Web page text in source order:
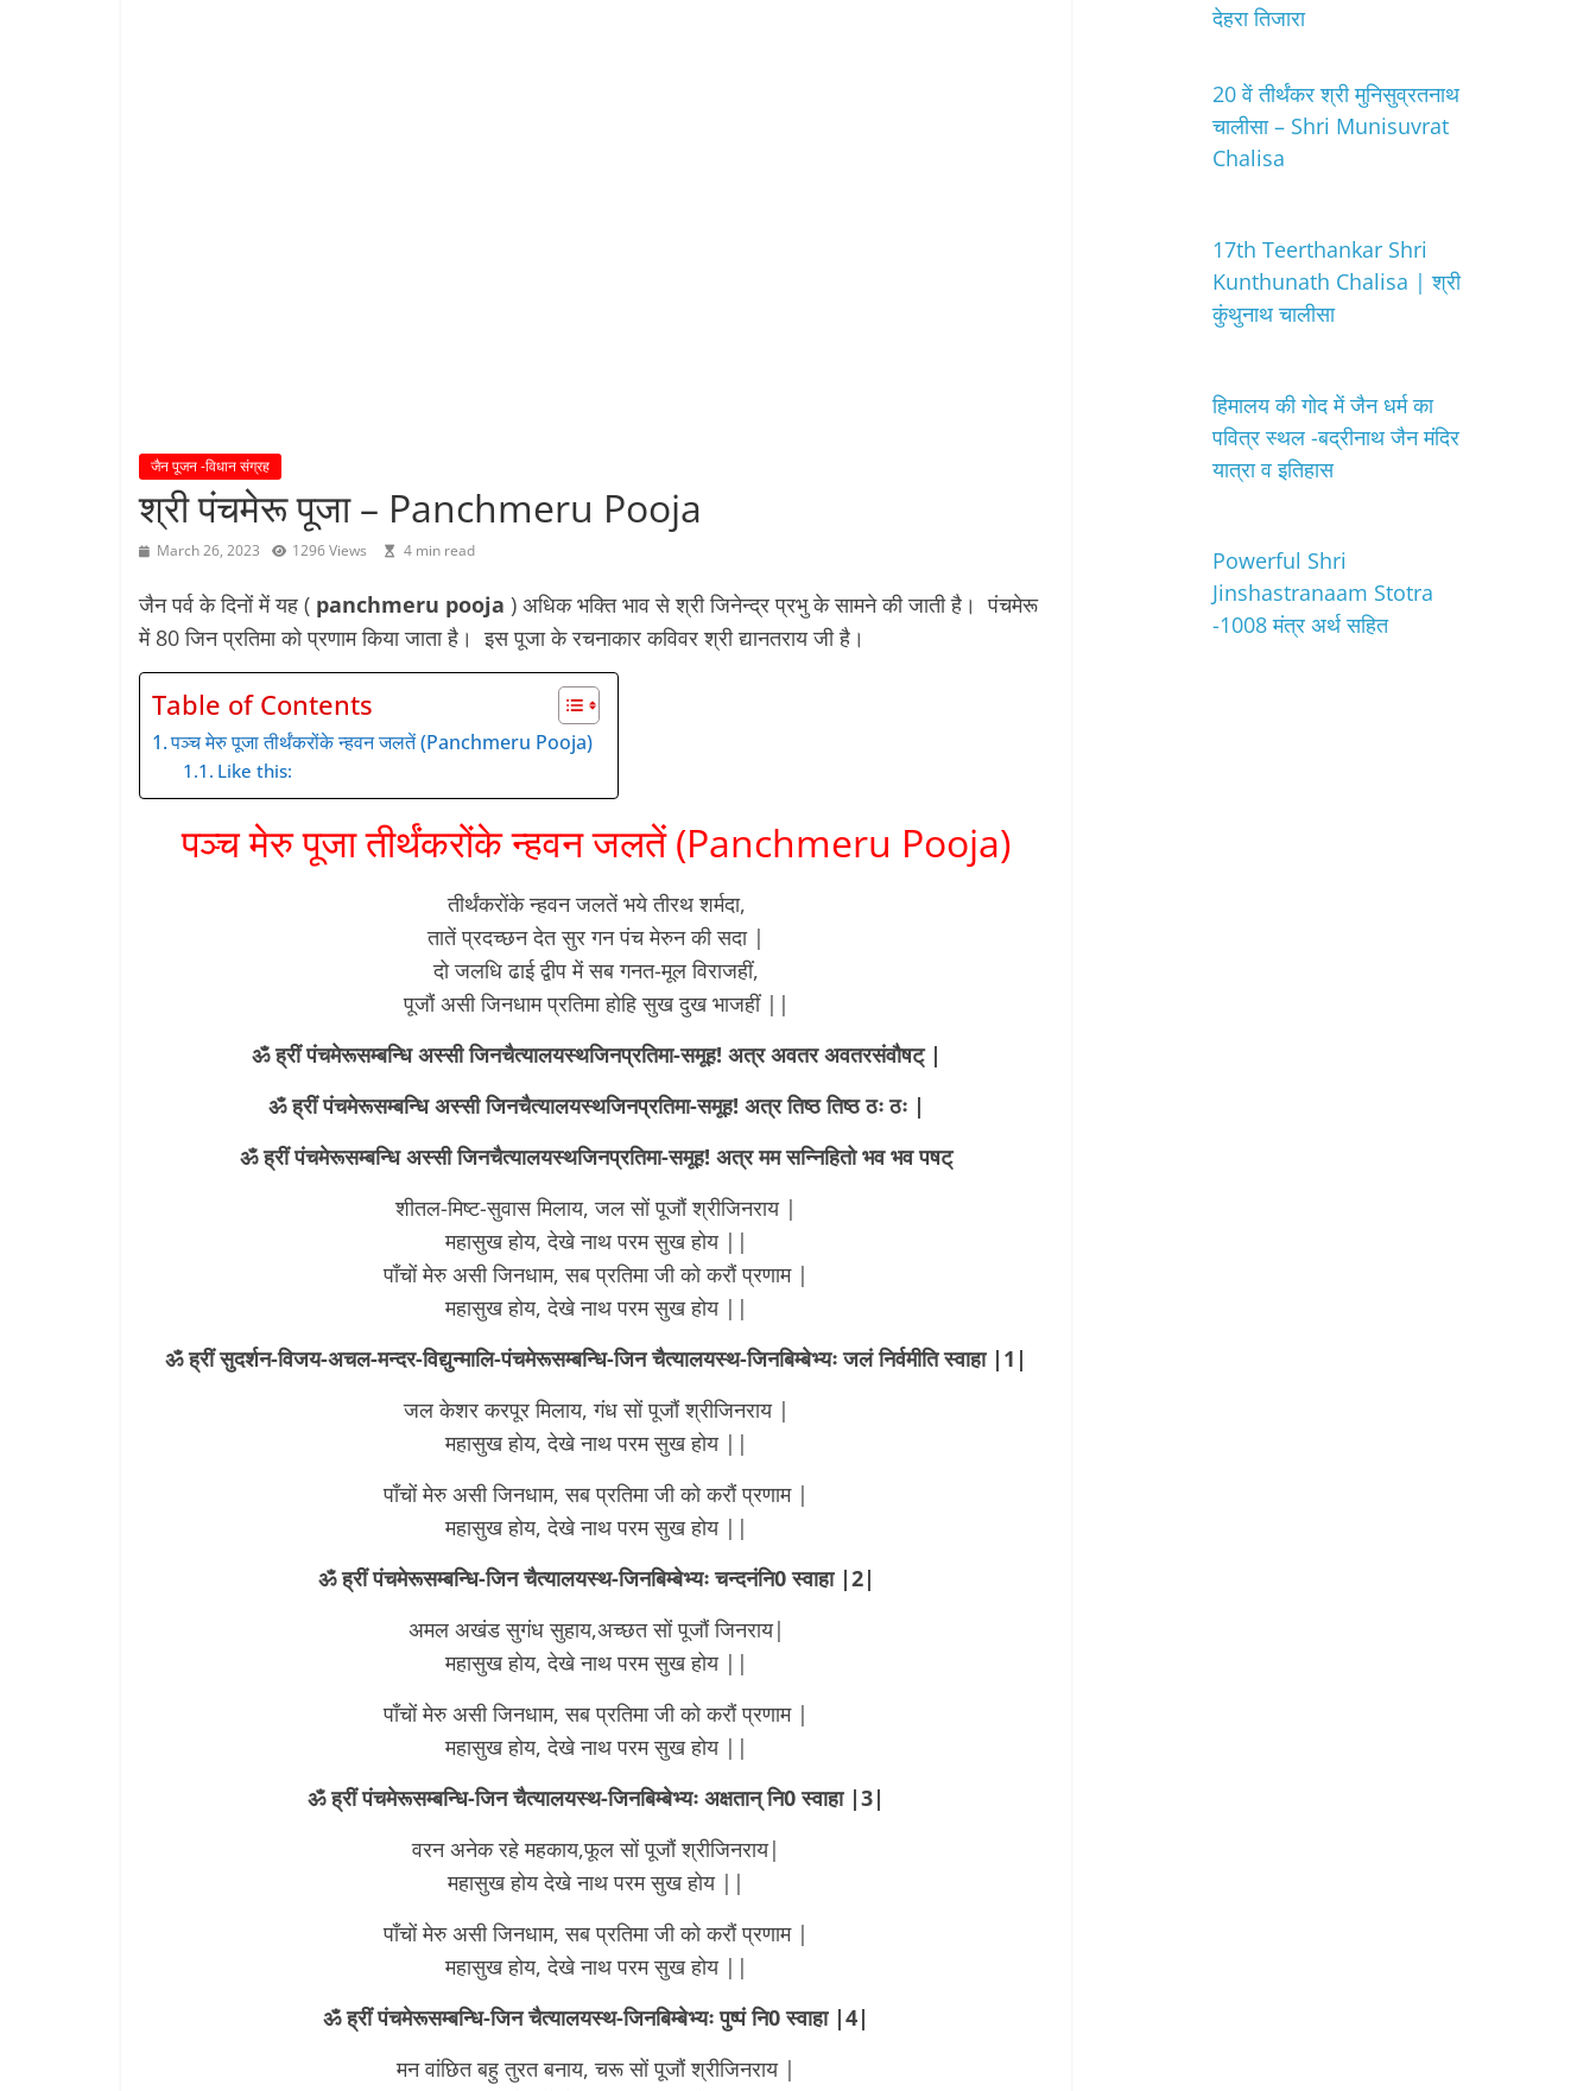
जैन पूजन -विधान संग्रह
श्री पंचमेरू पूजा – Panchmeru Pooja
March 26, 2023 1296 Views 4 min read
जैन पर्व के दिनों में यह ( panchmeru pooja ) अधिक भक्ति भाव से श्री जिनेन्द्र प्रभु के सामने की जाती है। पंचमेरू
में 80 जिन प्रतिमा को प्रणाम किया जाता है। इस पूजा के रचनाकार कविवर श्री द्यानतराय जी है।
Table of Contents
पञ्च मेरु पूजा तीर्थंकरोंके न्हवन जलतें (Panchmeru Pooja)
Like this:
पञ्च मेरु पूजा तीर्थंकरोंके न्हवन जलतें (Panchmeru Pooja)
तीर्थंकरोंके न्हवन जलतें भये तीरथ शर्मदा,
तातें प्रदच्छन देत सुर गन पंच मेरुन की सदा |
दो जलधि ढाई द्वीप में सब गनत-मूल विराजहीं,
पूजौं असी जिनधाम प्रतिमा होहि सुख दुख भाजहीं ||
ॐ ह्रीं पंचमेरूसम्बन्धि अस्सी जिनचैत्यालयस्थजिनप्रतिमा-समूह! अत्र अवतर अवतरसंवौषट् |
ॐ ह्रीं पंचमेरूसम्बन्धि अस्सी जिनचैत्यालयस्थजिनप्रतिमा-समूह! अत्र तिष्ठ तिष्ठ ठः ठः |
ॐ ह्रीं पंचमेरूसम्बन्धि अस्सी जिनचैत्यालयस्थजिनप्रतिमा-समूह! अत्र मम सन्निहितो भव भव पषट्
शीतल-मिष्ट-सुवास मिलाय, जल सों पूजौं श्रीजिनराय |
महासुख होय, देखे नाथ परम सुख होय ||
पाँचों मेरु असी जिनधाम, सब प्रतिमा जी को करौं प्रणाम |
महासुख होय, देखे नाथ परम सुख होय ||
ॐ ह्रीं सुदर्शन-विजय-अचल-मन्दर-विद्युन्मालि-पंचमेरूसम्बन्धि-जिन चैत्यालयस्थ-जिनबिम्बेभ्यः जलं निर्वमीति स्वाहा |1|
जल केशर करपूर मिलाय, गंध सों पूजौं श्रीजिनराय |
महासुख होय, देखे नाथ परम सुख होय ||
पाँचों मेरु असी जिनधाम, सब प्रतिमा जी को करौं प्रणाम |
महासुख होय, देखे नाथ परम सुख होय ||
ॐ ह्रीं पंचमेरूसम्बन्धि-जिन चैत्यालयस्थ-जिनबिम्बेभ्यः चन्दनंनि0 स्वाहा |2|
अमल अखंड सुगंध सुहाय,अच्छत सों पूजौं जिनराय|
महासुख होय, देखे नाथ परम सुख होय ||
पाँचों मेरु असी जिनधाम, सब प्रतिमा जी को करौं प्रणाम |
महासुख होय, देखे नाथ परम सुख होय ||
ॐ ह्रीं पंचमेरूसम्बन्धि-जिन चैत्यालयस्थ-जिनबिम्बेभ्यः अक्षतान् नि0 स्वाहा |3|
वरन अनेक रहे महकाय,फूल सों पूजौं श्रीजिनराय|
महासुख होय देखे नाथ परम सुख होय ||
पाँचों मेरु असी जिनधाम, सब प्रतिमा जी को करौं प्रणाम |
महासुख होय, देखे नाथ परम सुख होय ||
ॐ ह्रीं पंचमेरूसम्बन्धि-जिन चैत्यालयस्थ-जिनबिम्बेभ्यः पुष्पं नि0 स्वाहा |4|
मन वांछित बहु तुरत बनाय, चरू सों पूजौं श्रीजिनराय |
देहरा तिजारा
20 वें तीर्थंकर श्री मुनिसुव्रतनाथ
चालीसा – Shri Munisuvrat
Chalisa
17th Teerthankar Shri
Kunthunath Chalisa | श्री
कुंथुनाथ चालीसा
हिमालय की गोद में जैन धर्म का
पवित्र स्थल -बद्रीनाथ जैन मंदिर
यात्रा व इतिहास
Powerful Shri
Jinshastranaam Stotra
-1008 मंत्र अर्थ सहित